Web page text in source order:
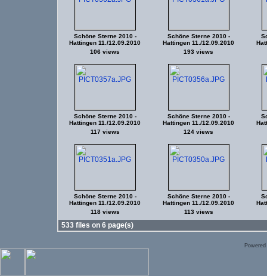
Schöne Sterne 2010 -
Hattingen 11./12.09.2010
106 views
Schöne Sterne 2010 -
Hattingen 11./12.09.2010
193 views
Schöne Sterne 2010 -
Hattingen 11./12.09.2010
117 views
Schöne Sterne 2010 -
Hattingen 11./12.09.2010
124 views
Schöne Sterne 2010 -
Hattingen 11./12.09.2010
118 views
Schöne Sterne 2010 -
Hattingen 11./12.09.2010
113 views
533 files on 6 page(s)